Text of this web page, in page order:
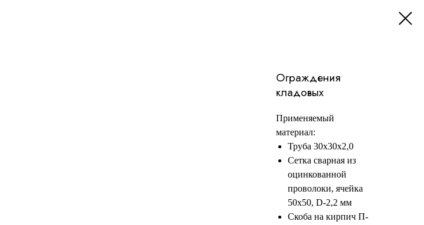
Ограждения
кладовых
Применяемый
материал:
Труба 30х30х2,0
Сетка сварная из
оцинкованной
проволоки, ячейка
50х50, D-2,2 мм
Скоба на кирпич П-